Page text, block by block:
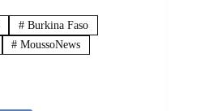
#Burkina Faso
# MoussoNews